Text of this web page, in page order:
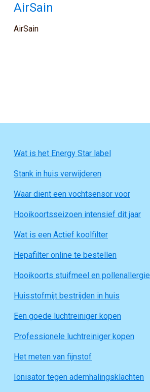
AirSain
AirSain
Wat is het Energy Star label
Stank in huis verwijderen
Waar dient een vochtsensor voor
Hooikoortsseizoen intensief dit jaar
Wat is een Actief koolfilter
Hepafilter online te bestellen
Hooikoorts stuifmeel en pollenallergie
Huisstofmijt bestrijden in huis
Een goede luchtreiniger kopen
Professionele luchtreiniger kopen
Het meten van fijnstof
Ionisator tegen ademhalingsklachten